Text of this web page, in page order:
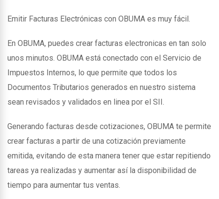
Emitir Facturas Electrónicas con OBUMA es muy fácil.
En OBUMA, puedes crear facturas electronicas en tan solo
unos minutos. OBUMA está conectado con el Servicio de
Impuestos Internos, lo que permite que todos los
Documentos Tributarios generados en nuestro sistema
sean revisados y validados en linea por el SII.
Generando facturas desde cotizaciones, OBUMA te permite
crear facturas a partir de una cotización previamente
emitida, evitando de esta manera tener que estar repitiendo
tareas ya realizadas y aumentar así la disponibilidad de
tiempo para aumentar tus ventas.